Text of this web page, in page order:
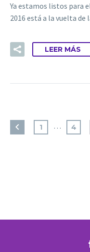
Ya estamos listos para
2016 está a la vuelta
LEER MÁS
1 … 4